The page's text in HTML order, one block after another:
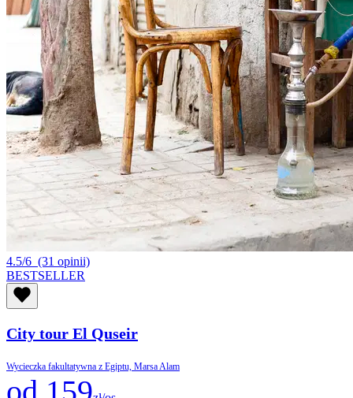
4.5/6 (31 opinii)
BESTSELLER
City tour El Quseir
Wycieczka fakultatywna z Egiptu, Marsa Alam